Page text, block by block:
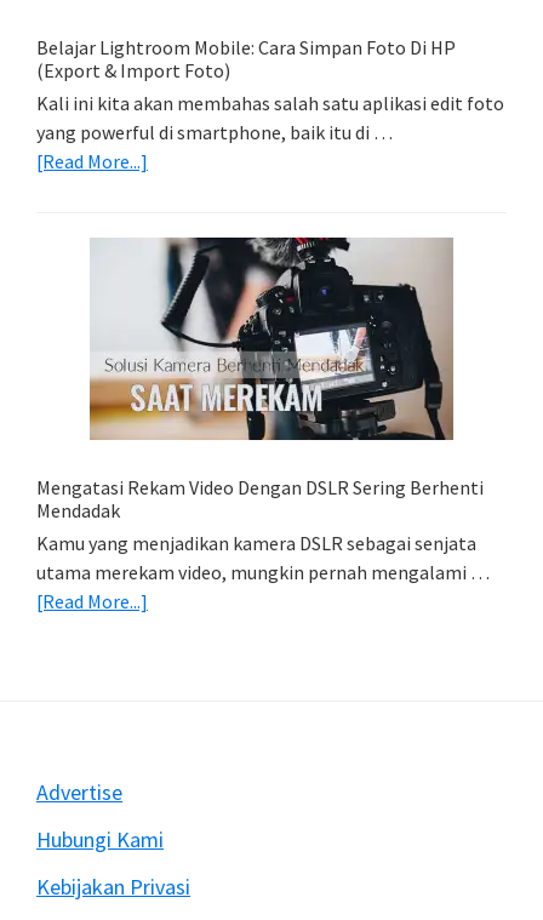
Belajar Lightroom Mobile: Cara Simpan Foto Di HP
(Export & Import Foto)
Kali ini kita akan membahas salah satu aplikasi edit foto
yang powerful di smartphone, baik itu di …
[Read More...]
Mobile:
Cara
Simpan
Foto
Di
HP
(Export
Import
Mengatasi Rekam Video Dengan DSLR Sering Berhenti
Mendadak
Kamu yang menjadikan kamera DSLR sebagai senjata
utama merekam video, mungkin pernah mengalami …
[Read More...]
Mendadak
Footer
Advertise
Hubungi Kami
Kebijakan Privasi